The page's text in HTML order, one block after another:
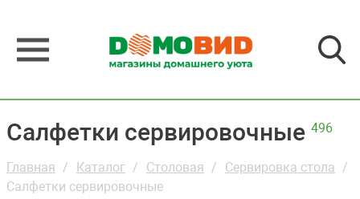
Салфетки сервировочные 496
Главная Каталог Столовая
Сервировка стола
Салфетки сервировочные